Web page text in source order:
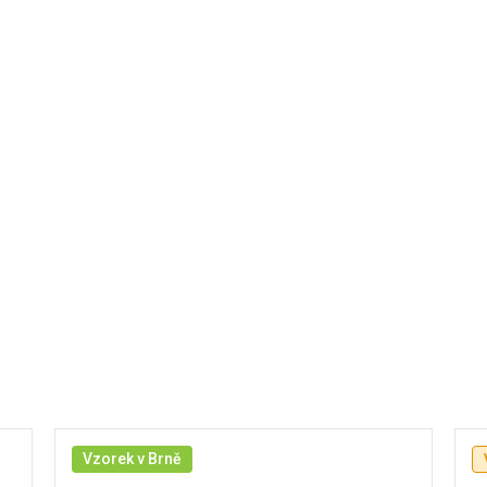
Vzorek v Brně